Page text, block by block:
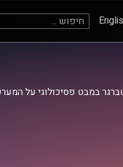
חיפוש:
במבט פסיכולוגי על